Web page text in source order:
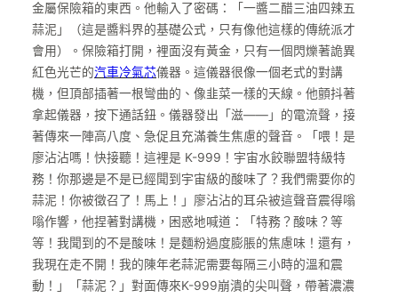
金屬保險箱的東西。他輸入了密碼：「一醬二醋三油四辣五
蒜泥」（這是醬料界的基礎公式，只有像他這樣的傳統派才
會用）。保險箱打開，裡面沒有黃金，只有一個閃爍著詭異
紅色光芒的汽車冷氣芯儀器。這儀器很像一個老式的對講
機，但頂部插著一根彎曲的、像韭菜一樣的天線。他顫抖著
拿起儀器，按下通話鈕。儀器發出「滋——」的電流聲，接
著傳來一陣高八度、急促且充滿養生焦慮的聲音。「喂！是
廖沾沾嗎！快接聽！這裡是 K-999！宇宙水餃聯盟特級特
務！你那邊是不是已經聞到宇宙級的酸味了？我們需要你的
蒜泥！你被徵召了！馬上！」廖沾沾的耳朵被這聲音震得嗡
嗡作響，他捏著對講機，困惑地喊道：「特務？酸味？等
等！我聞到的不是酸味！是麵粉過度膨脹的焦慮味！還有，
我現在走不開！我的陳年老蒜泥需要每隔三小時的溫和震
動！」「蒜泥？」對面傳來K-999崩潰的尖叫聲，帶著濃濃